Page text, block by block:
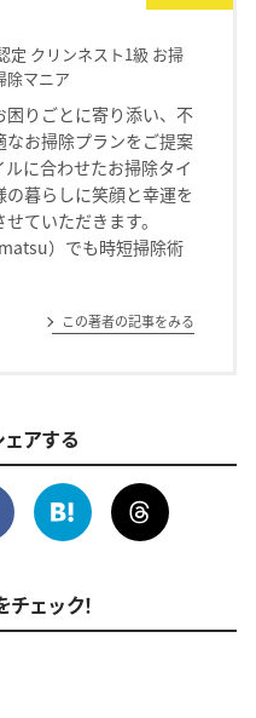
定 クリンネスト1級 お掃
除マニア
りごとに寄り添い、不
お掃除プランをご提案
に合わせたお掃除タイ
暮らしに笑顔と幸運を
ていただきます。
）でも時短掃除術
この著者の記事をみる
アする
ェック！